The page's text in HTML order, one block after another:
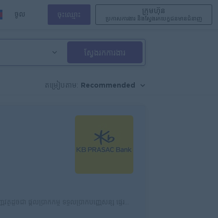
ចូល ចុះឈ្មោះ
ក្រុមហ៊ុន
ប្រកាសការងារ និងស្វែងរកបេក្ខជនមានជំនាញ
ស្វែងរកការងារ
តម្រៀបតាម: Recommended